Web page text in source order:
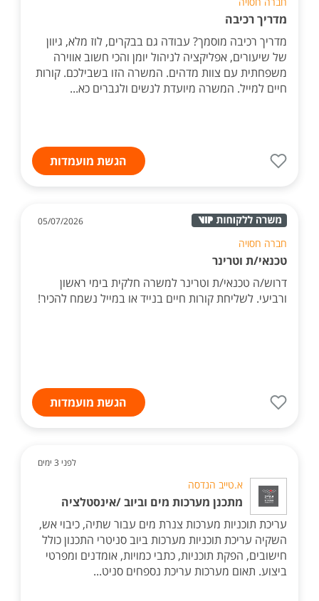
מדריך רכיבה
מדריך רכיבה מוסמך? עבודה גם בבקרים, לוז מלא, גיוון
של שיעורים, אפליקציה לניהול יומן והכי חשוב אווירה
משפחתית עם צוות מדהים. המשרה הזו בשבילכם. קורות
חיים למייל. המשרה מיועדת לנשים ולגברים כא...
הגשת מועמדות
05/07/2026
חברה חסויה
טכנאי/ת וטרינר
דרוש/ה טכנאי/ת וטרינר למשרה חלקית בימי ראשון
ורביעי. לשליחת קורות חיים בנייד או במייל נשמח להכיר!
הגשת מועמדות
לפני 3 ימים
א.טייב הנדסה
מתכנן מערכות מים וביוב /אינסטלציה
עריכת תוכניות מערכות צנרת מים עבור שתיה, כיבוי אש,
השקיה עריכת תוכניות מערכות ביוב סניטרי התכנון כולל
חישובים, הפקת תוכניות, כתבי כמויות, אומדנים ומפרטי
ביצוע. תאום מערכות עריכת נספחים סניט...